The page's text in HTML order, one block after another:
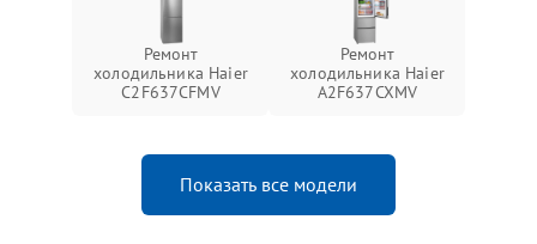
Ремонт
холодильника Haier
C2F637CFMV
Ремонт
холодильника Haier
A2F637CXMV
Показать все модели